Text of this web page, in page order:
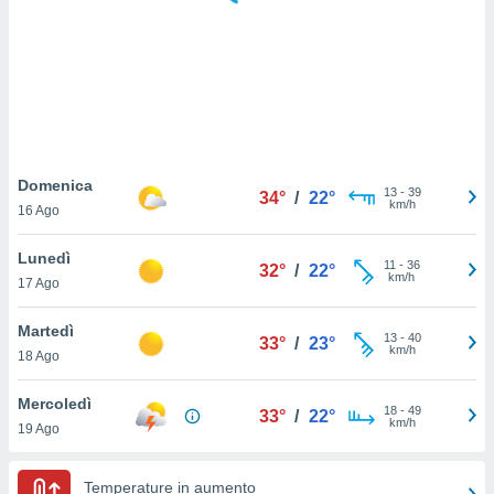
per
utilizzati
il
o
Domenica
16 Ago
34° / 22° 13- 39
km/h
Lunedì
17 Ago
32° / 22° 11 - 36
km/h
Martedì
18 Ago
33° / 23° 13- 40
km/h
Mercoledì
19 Ago
33° / 22° 18- 49
km/h
Temperature in aumento